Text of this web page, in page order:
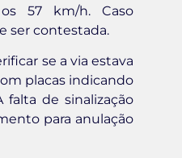
57 km/h. Caso
ser contestada.
se a via estava
placas indicando
de sinalização
para anulação